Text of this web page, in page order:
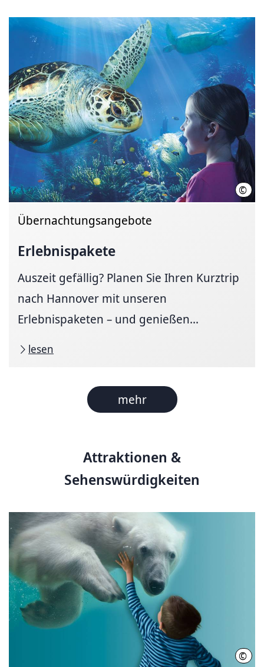
© Sea
Übernachtungsangebote
Erlebnispakete
Auszeit gefällig? Planen Sie Ihren Kurztrip
nach Hannover mit unseren
Erlebnispaketen – und genießen...
lesen
mehr
Attraktionen &
Sehenswürdigkeiten
©